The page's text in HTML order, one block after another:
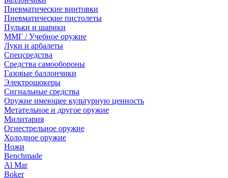
Пневматические винтовки
Пневматические пистолеты
Пульки и шарики
ММГ / Учебное оружие
Луки и арбалеты
Спецсредства
Средства самообороны
Газовые баллончики
Электрошокеры
Сигнальные средства
Оружие имеющее культурную ценность
Метательное и другое оружие
Милитария
Огнестрельное оружие
Холодное оружие
Ножи
Benchmade
Al Mar
Boker